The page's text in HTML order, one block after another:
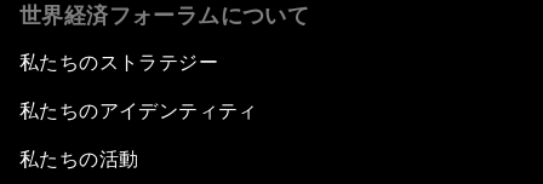
世界経済フォーラムについて
私たちのストラテジー
私たちのアイデンティティ
私たちの活動